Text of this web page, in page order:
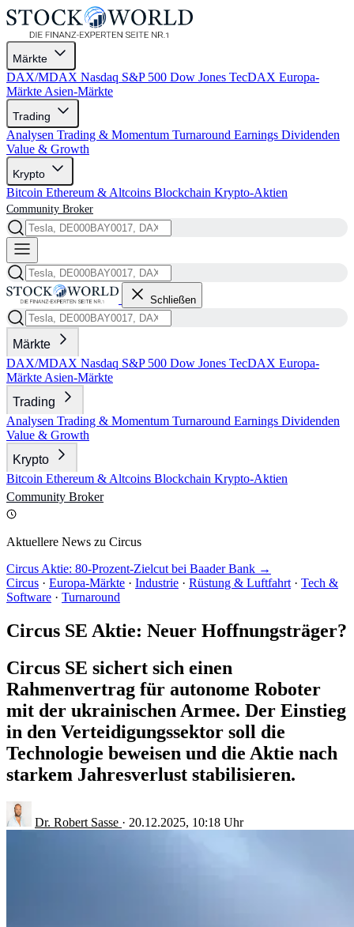
Märkte
DAX/MDAX Nasdaq S&P 500 Dow Jones TecDAX Europa-
Märkte Asien-Märkte
Trading
Analysen Trading & Momentum Turnaround Earnings Dividenden
Value & Growth
Krypto
Bitcoin Ethereum & Altcoins Blockchain Krypto-Aktien
Community Broker
Schließen
Märkte
DAX/MDAX Nasdaq S&P 500 Dow Jones TecDAX Europa-
Märkte Asien-Märkte
Trading
Analysen Trading & Momentum Turnaround Earnings Dividenden
Value & Growth
Krypto
Bitcoin Ethereum & Altcoins Blockchain Krypto-Aktien
Community Broker
Aktuellere News zu Circus
Circus Aktie: 80-Prozent-Zielcut bei Baader Bank →
Circus · Europa-Märkte · Industrie · Rüstung & Luftfahrt · Tech &
Software · Turnaround
Circus SE Aktie: Neuer Hoffnungsträger?
Circus SE sichert sich einen
Rahmenvertrag für autonome Roboter
mit der ukrainischen Armee. Der Einstieg
in den Verteidigungssektor soll die
Technologie beweisen und die Aktie nach
starkem Jahresverlust stabilisieren.
Dr. Robert Sasse · 20.12.2025, 10:18 Uhr